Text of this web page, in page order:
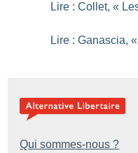
Lire : Collet, «
Lire : Ganascia, «
Qui sommes-nous ?